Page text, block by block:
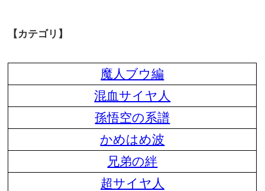
【カテゴリ】
魔人ブウ編
混血サイヤ人
孫悟空の系譜
かめはめ波
兄弟の絆
超サイヤ人